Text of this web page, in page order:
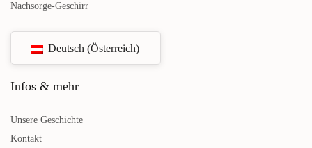
Nachsorge-Geschirr
Deutsch (Österreich)
Infos & mehr
Unsere Geschichte
Kontakt